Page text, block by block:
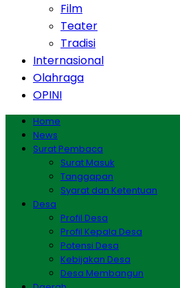
Film
Teater
Tradisi
Internasional
Olahraga
OPINI
Home
News
Surat Pembaca
Surat Masuk
Tanggapan
Syarat dan Ketentuan
Desa
Profil Desa
Profil Kepala Desa
Potensi Desa
Kebijakan Desa
Desa Membangun